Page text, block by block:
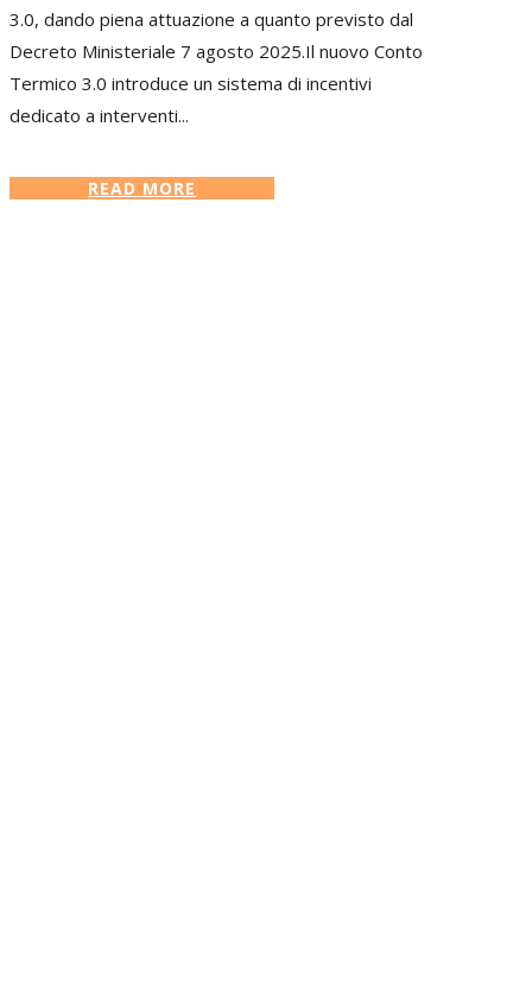
3.0, dando piena attuazione a quanto previsto dal
Decreto Ministeriale 7 agosto 2025.Il nuovo Conto
Termico 3.0 introduce un sistema di incentivi
dedicato a interventi...
READ MORE